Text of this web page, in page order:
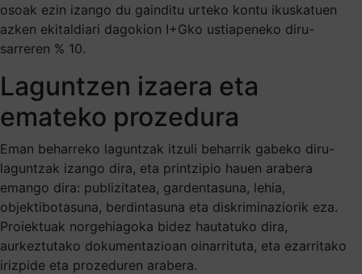
osoak ezin izango du gainditu urteko kontu ikuskatuen
azken ekitaldiari dagokion I+Gko ustiapeneko diru-
sarreren % 10.
Laguntzen izaera eta
emateko prozedura
Eman beharreko laguntzak itzuli beharrik gabeko diru-
laguntzak izango dira, eta printzipio hauen arabera
emango dira: publizitatea, gardentasuna, lehia,
objektibotasuna, berdintasuna eta diskriminaziorik eza.
Proiektuak norgehiagoka bidez hautatuko dira,
aurkeztutako dokumentazioan oinarrituta, eta ezarritako
irizpide eta prozeduren arabera.